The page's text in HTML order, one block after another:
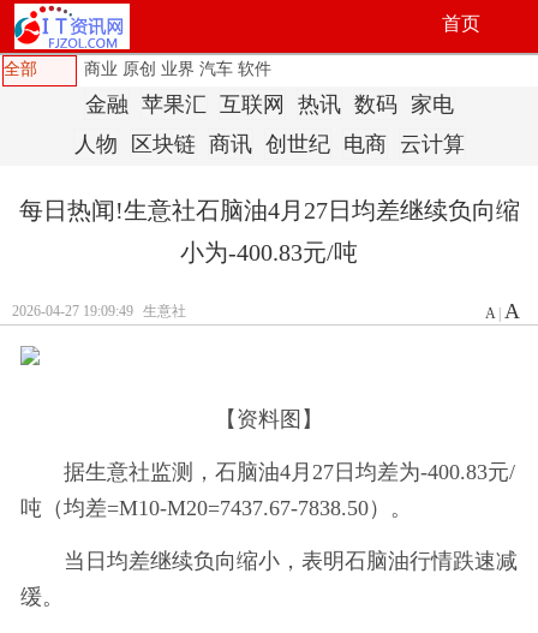
首页
全部 商业 原创 业界 汽车 软件
金融 苹果汇 互联网 热讯 数码
家电
人物
区块链 商讯 创世纪 电商 云计算
每日热闻!生意社石脑油4月27日均差继续负向缩
小为-400.83元/吨
2026-04-27 19:09:49 生意社 A| A
【资料图】
据生意社监测，石脑油4月27日均差为-400.83元/
吨（均差=M10-M20=7437.67-7838.50）。
当日均差继续负向缩小，表明石脑油行情跌速减
缓。